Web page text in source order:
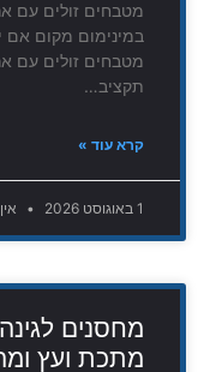
מטבחים זולים עם
במינימום מקום אם
מטבחים זולים עם
תקציב…
קרא עוד »
1 באוגוסט 2026
מחסנים
מתכת ועץ